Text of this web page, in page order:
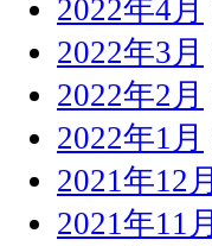
2022年4月
2022年3月
2022年2月
2022年1月
2021年12月
2021年11月